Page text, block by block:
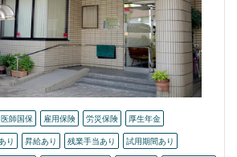
医師国保 雇用保険 労災保険
厚生年金
り 昇給あり 残業手当あり
試用期間あり